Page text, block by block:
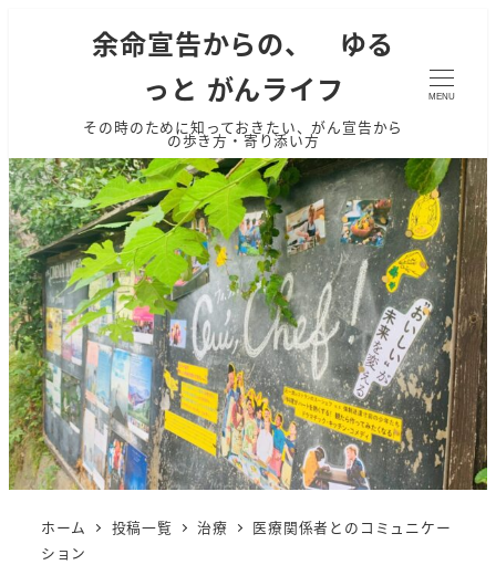
余命宣告からの、 ゆる
っと がんライフ
その時のために知っておきたい、がん宣告から
の歩き方・寄り添い方
MENU
ホーム 投稿一覧 治療
医療関係者とのコミュニケー
ション